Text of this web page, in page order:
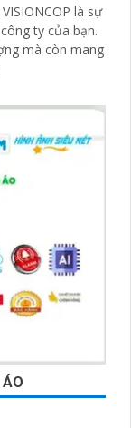
là sự
ty của bạn.
mà còn mang